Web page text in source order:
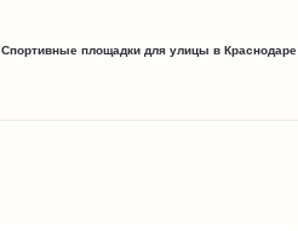
Спортивные площадки для улицы в Краснодаре